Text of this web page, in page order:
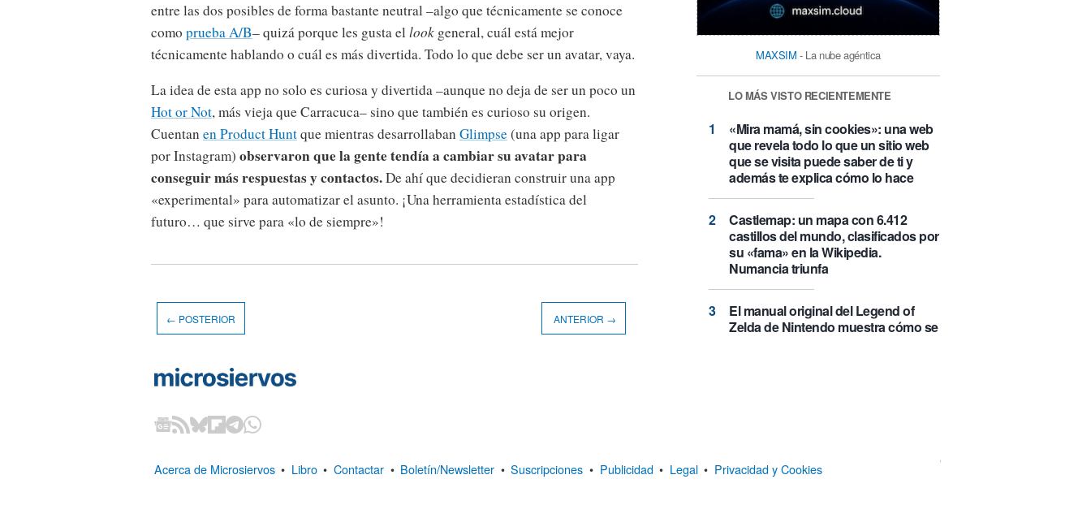
entre las dos posibles de forma bastante neutral –algo que técnicamente se conoce
como prueba A/B– quizá porque les gusta ellook general, cuál está mejor
técnicamente hablando o cuál es más divertida. Todo lo que debe ser un avatar, vaya.
La idea de esta app no solo es curiosa y divertida –aunque no deja de ser un poco un
Hot or Not, más vieja que Carracuca– sino que también es curioso su origen.
Cuentanen Product Huntque mientras desarrollabanGlimpse(una app para ligar
por Instagram) observaron que la gente tendía a cambiar su avatar para
conseguir más respuestas y contactos.De ahí que decidieran construir una app
«experimental» para automatizar el asunto. ¡Una herramienta estadística del
futuro… que sirve para «lo de siempre»!
MAXSIM - La nube agéntica
LO MÁS VISTO RECIENTEMENTE
«Mira mamá, sin cookies»: una web
que revela todo lo que un sitio web
que se visita puede saber de ti y
además te explica cómo lo hace
Castlemap: un mapa con 6.412
castillos del mundo, clasificados por
su «fama» en la Wikipedia.
Numancia triunfa
El manual original del Legend of
Zelda de Nintendo muestra cómo se
un vuelo de récord de 24 horas y
← POSTERIOR ANTERIOR →
Acerca de Microsiervos • Libro • Contactar • Boletín/Newsletter • Suscripciones • Publicidad • Legal • Privacidad y Cookies